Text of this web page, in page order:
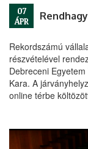
07
ÁPR
Rekordszámú
részvételével
Debreceni
Kara. A
online térbe